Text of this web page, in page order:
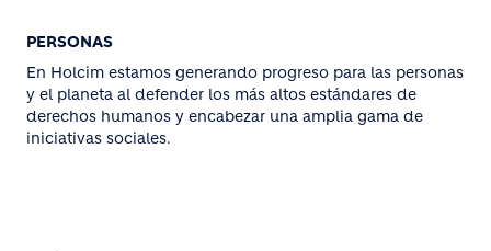
PERSONAS
En Holcim estamos generando progreso para las personas
y el planeta al defender los más altos estándares de
derechos humanos y encabezar una amplia gama de
iniciativas sociales.